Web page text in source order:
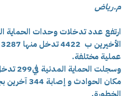
م.رياض
ارتفع عدد تدخلات وحدات الحماية
عملية مختلفة.
مكان الحوادث